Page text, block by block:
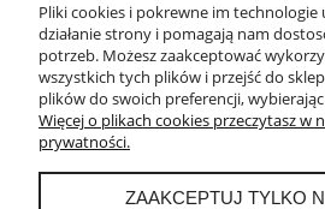
POMOC
MOJE
PŁATNOŚCI I
Pliki cookies i pokrewne im
działanie strony i pomagają nam
potrzeb. Możesz zaakceptować
wszystkich tych plików i przejść do
plików do swoich preferencji,
Więcej o plikach cookies przeczytasz w
prywatności.
ZAAKCEPTUJ TYLKO